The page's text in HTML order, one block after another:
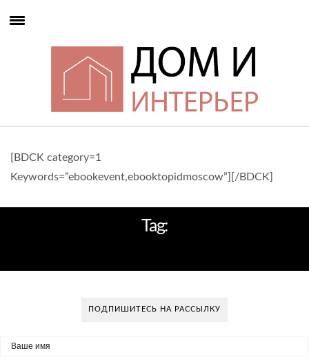
[BDCK category=1
Keywords=”ebookevent,ebooktopidmoscow”][/BDCK]
Tag:
ПОДПИШИТЕСЬ НА РАССЫЛКУ